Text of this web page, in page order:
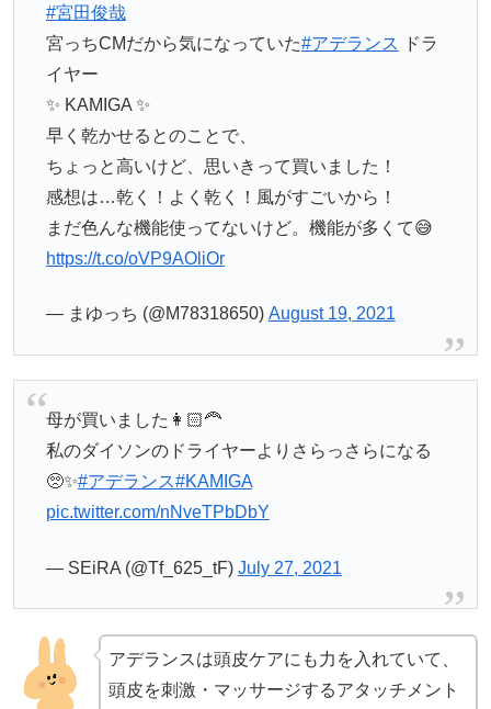
#宮田俊哉
宮っちCMだから気になっていた#アデランス
ドラ
イヤー
✨ KAMIGA ✨
早く乾かせるとのことで、
ちょっと高いけど、思いきって買いました！
感想は…乾く！よく乾く！風がすごいから！
まだ色んな機能使ってないけど。機能が多くて😅
https://t.co/oVP9AOliOr
— まゆっち (@M78318650) August 19, 2021
母が買いました👩🏻‍🦰
私のダイソンのドライヤーよりさらっさらになる
🥺✨#アデランス#KAMIGA
pic.twitter.com/nNveTPbDbY
— SEiRA (@Tf_625_tF) July 27, 2021
アデランスは頭皮ケアにも力を入れていて、
頭皮を刺激・マッサージするアタッチメント